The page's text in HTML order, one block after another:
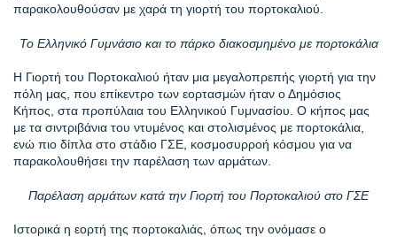
παρακολουθούσαν με χαρά τη γιορτή του πορτοκαλιού.
Το Ελληνικό Γυμνάσιο και το πάρκο διακοσμημένο με πορτοκάλια
Η Γιορτή του Πορτοκαλιού ήταν μια μεγαλοπρεπής γιορτή για την
πόλη μας, που επίκεντρο των εορτασμών ήταν ο Δημόσιος
Κήπος, στα προπύλαια του Ελληνικού Γυμνασίου. Ο κήπος μας
με τα σιντριβάνια του ντυμένος και στολισμένος με πορτοκάλια,
ενώ πιο δίπλα στο στάδιο ΓΣΕ, κοσμοσυρροή κόσμου για να
παρακολουθήσει την παρέλαση των αρμάτων.
Παρέλαση αρμάτων κατά την Γιορτή του Πορτοκαλιού στο ΓΣΕ
Ιστορικά η εορτή της πορτοκαλιάς, όπως την ονόμασε ο